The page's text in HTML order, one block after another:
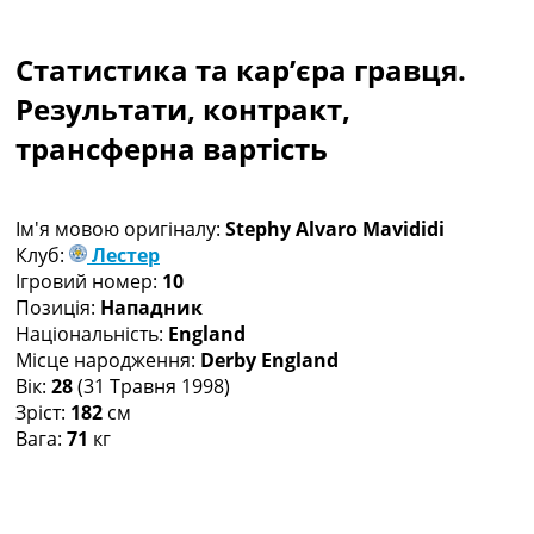
Чемпіонат Світу
Україна. Прем’єр-Ліга
Україна. Перша Ліга
Ліга Чемпіонів
Ще Турніри >>>
Таблиці
Чемпіонат Світу. Турнирні таблиці
Таблиця УПЛ
Перша Ліга
Таблиця АПЛ
Таблиця Ла Ліги
Таблиця Ліги Чемпіонів
Всі таблиці >>>
Статистика та кар’єра гравця.
Результати, контракт,
трансферна вартість
Ім'я мовою оригіналу: Stephy Alvaro Mavididi
Клуб:
Лестер
Ігровий номер: 10
Позиція: Нападник
Національність: England
Місце народження: Derby England
Вік: 28(31 Травня 1998)
Зріст: 182 см
Вага: 71 кг